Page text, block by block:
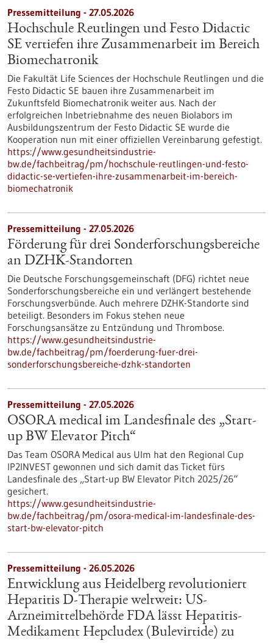
Pressemitteilung - 27.05.2026
Hochschule Reutlingen und Festo Didactic
SE vertiefen ihre Zusammenarbeit im Bereich
Biomechatronik
Die Fakultät Life Sciences der Hochschule Reutlingen und die
Festo Didactic SE bauen ihre Zusammenarbeit im
Zukunftsfeld Biomechatronik weiter aus. Nach der
erfolgreichen Inbetriebnahme des neuen Biolabors im
Ausbildungszentrum der Festo Didactic SE wurde die
Kooperation nun mit einer offiziellen Vereinbarung gefestigt.
https://www.gesundheitsindustrie-
bw.de/fachbeitrag/pm/hochschule-reutlingen-und-festo-
didactic-se-vertiefen-ihre-zusammenarbeit-im-bereich-
biomechatronik
Pressemitteilung - 27.05.2026
Förderung für drei Sonderforschungsbereiche
an DZHK-Standorten
Die Deutsche Forschungsgemeinschaft (DFG) richtet neue
Sonderforschungsbereiche ein und verlängert bestehende
Forschungsverbünde. Auch mehrere DZHK-Standorte sind
beteiligt. Besonders im Fokus stehen neue
Forschungsansätze zu Entzündung und Thrombose.
https://www.gesundheitsindustrie-
bw.de/fachbeitrag/pm/foerderung-fuer-drei-
sonderforschungsbereiche-dzhk-standorten
Pressemitteilung - 27.05.2026
OSORA medical im Landesfinale des „Start-
up BW Elevator Pitch“
Das Team OSORA Medical aus Ulm hat den Regional Cup
IP2INVEST gewonnen und sich damit das Ticket fürs
Landesfinale des „Start-up BW Elevator Pitch 2025/26“
gesichert.
https://www.gesundheitsindustrie-
bw.de/fachbeitrag/pm/osora-medical-im-landesfinale-des-
start-bw-elevator-pitch
Pressemitteilung - 26.05.2026
Entwicklung aus Heidelberg revolutioniert
Hepatitis D-Therapie weltweit: US-
Arzneimittelbehörde FDA lässt Hepatitis-
Medikament Hepcludex (Bulevirtide) zu